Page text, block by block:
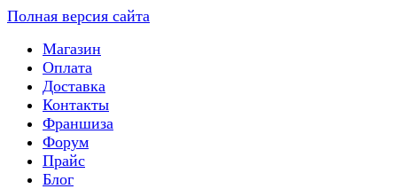
Полная версия сайта
Магазин
Оплата
Доставка
Контакты
Франшиза
Форум
Прайс
Блог